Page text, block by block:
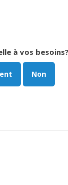
exercice illégal
| SÉCURE
partenaires
à vos besoins?
Non